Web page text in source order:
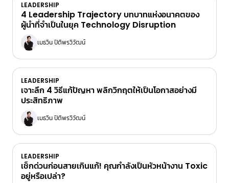
LEADERSHIP
4 Leadership Trajectory บทบาทแห่งอนาคตของ
ผู้นำที่จำเป็นในยุค Technology Disruption
เมธวิน ปิติพรวิวัฒน์
LEADERSHIP
เจาะลึก 4 วิธีแก้ปัญหา พลิกวิกฤตให้เป็นโอกาสอย่างมี
ประสิทธิภาพ
เมธวิน ปิติพรวิวัฒน์
LEADERSHIP
เช็กด่วนก่อนสายเกินแก้! คุณกำลังเป็นหัวหน้างาน Toxic
อยู่หรือเปล่า?